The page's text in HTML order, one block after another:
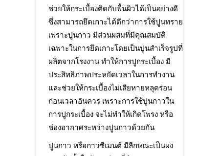
ช่วยให้กระเบื้องติดกับพื้นผิวได้เป็นอย่างดี
ซึ่งสามารถยึดเกาะได้ดีกว่าการใช้ปูนทราย
เพราะปูนกาว มีส่วนผสมที่มีคุณสมบัติ
เฉพาะในการยึดเกาะโดยเป็นปูนสำเร็จรูปที่
ผลิตจากโรงงาน ทำให้การปูกระเบื้อง มี
ประสิทธิภาพประหยัดเวลาในการทำงาน
และช่วยให้กระเบื้องไม่เสียหายหลุดร่อน
ก่อนเวลาอันควร เพราะการใช้ปูนกาวใน
การปูกระเบื้อง จะไม่ทำให้เกิดโพรง หรือ
ช่องอากาศระหว่างปูนกาวด้วยกัน
ปูนกาว หรือกาวซีเมนต์ มีลีกษณะเป็นผง